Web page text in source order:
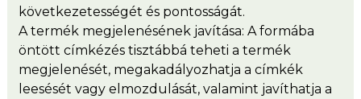
következetességét és pontosságát.
A termék megjelenésének javítása: A formába
öntött címkézés tisztábbá teheti a termék
megjelenését, megakadályozhatja a címkék
leesését vagy elmozdulását, valamint javíthatja a